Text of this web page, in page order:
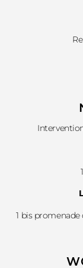
1 bis promenade